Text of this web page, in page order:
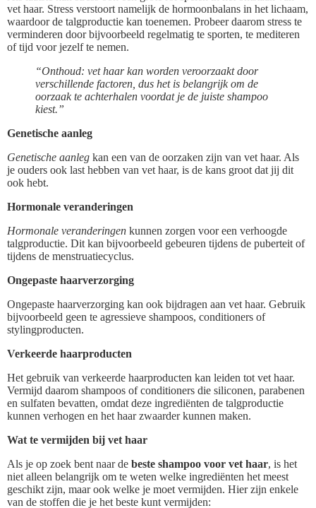
vet haar. Stress verstoort namelijk de hormoonbalans in het lichaam,
waardoor de talgproductie kan toenemen. Probeer daarom stress te
verminderen door bijvoorbeeld regelmatig te sporten, te mediteren
of tijd voor jezelf te nemen.
“Onthoud: vet haar kan worden veroorzaakt door
verschillende factoren, dus het is belangrijk om de
oorzaak te achterhalen voordat je de juiste shampoo
kiest.”
Genetische aanleg
Genetische aanleg kan een van de oorzaken zijn van vet haar. Als
je ouders ook last hebben van vet haar, is de kans groot dat jij dit
ook hebt.
Hormonale veranderingen
Hormonale veranderingen kunnen zorgen voor een verhoogde
talgproductie. Dit kan bijvoorbeeld gebeuren tijdens de puberteit of
tijdens de menstruatiecyclus.
Ongepaste haarverzorging
Ongepaste haarverzorging kan ook bijdragen aan vet haar. Gebruik
bijvoorbeeld geen te agressieve shampoos, conditioners of
stylingproducten.
Verkeerde haarproducten
Het gebruik van verkeerde haarproducten kan leiden tot vet haar.
Vermijd daarom shampoos of conditioners die siliconen, parabenen
en sulfaten bevatten, omdat deze ingrediënten de talgproductie
kunnen verhogen en het haar zwaarder kunnen maken.
Wat te vermijden bij vet haar
Als je op zoek bent naar de beste shampoo voor vet haar, is het
niet alleen belangrijk om te weten welke ingrediënten het meest
geschikt zijn, maar ook welke je moet vermijden. Hier zijn enkele
van de stoffen die je het beste kunt vermijden: